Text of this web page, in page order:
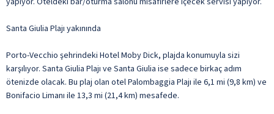
Santa Giulia Plajı yakınında
Porto-Vecchio şehrindeki Hotel Moby Dick, plajda konumuyla sizi
karşılıyor. Santa Giulia Plajı ve Santa Giulia ise sadece birkaç adım
ötenizde olacak. Bu plaj olan otel Palombaggia Plajı ile 6,1 mi (9,8 km) ve
Bonifacio Limanı ile 13,3 mi (21,4 km) mesafede.